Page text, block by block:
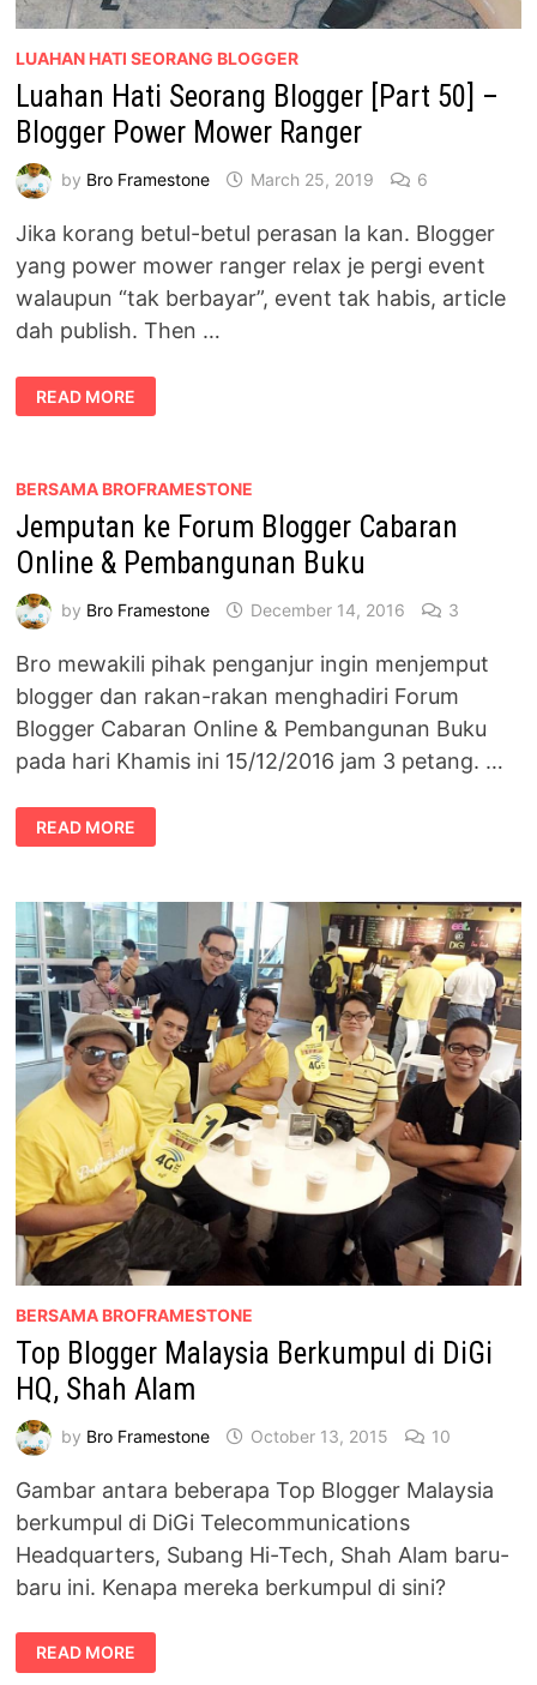
LUAHAN HATI SEORANG BLOGGER
Luahan Hati Seorang Blogger [Part 50] –
Blogger Power Mower Ranger
by Bro Framestone March 25, 2019 6
Jika korang betul-betul perasan la kan. Blogger
yang power mower ranger relax je pergi event
walaupun “tak berbayar”, event tak habis, article
dah publish. Then …
LUAHAN
HATI
SEORANG
–
POWER
MOWER
RANGER
READ MORE
BERSAMA BROFRAMESTONE
Jemputan ke Forum Blogger Cabaran
Online & Pembangunan Buku
by Bro Framestone December 14, 2016 3
Bro mewakili pihak penganjur ingin menjemput
blogger dan rakan-rakan menghadiri Forum
Blogger Cabaran Online & Pembangunan Buku
pada hari Khamis ini 15/12/2016 jam 3 petang. …
JEMPUTAN
KE
FORUM
ONLINE
&
PEMBANGUNAN
BUKU
READ MORE
BERSAMA BROFRAMESTONE
Top Blogger Malaysia Berkumpul di DiGi
HQ, Shah Alam
by Bro Framestone October 13, 2015 10
Gambar antara beberapa Top Blogger Malaysia
berkumpul di DiGi Telecommunications
Headquarters, Subang Hi-Tech, Shah Alam baru-
baru ini. Kenapa mereka berkumpul di sini?
TOP
BLOGGER
MALAYSIA
READ MORE